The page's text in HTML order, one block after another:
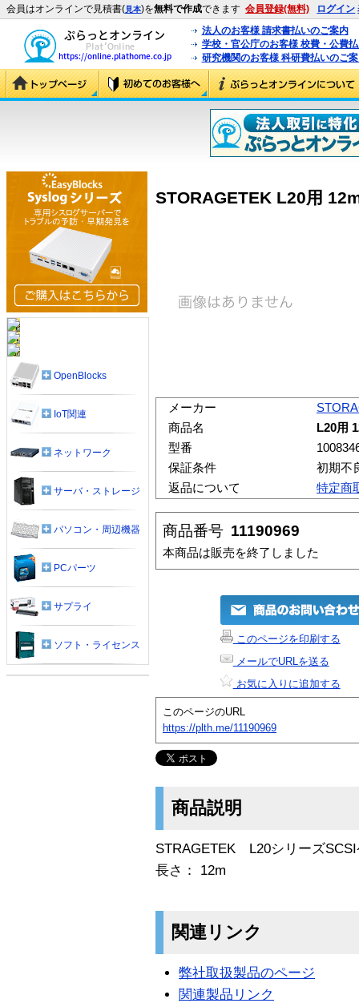
会員はオンラインで見積書(見本)を無料で作成できます 会員登録(無料) ログイン
法人のお客様 請求書払いのご案内
学校・官公庁のお客様 校費・公費
研究機関のお客様 科研費払いのご
STORAGETEK L20用
メーカー
商品名
L20用
型番
保証条件
初期不
返品について
特定商
商品番号 11190969
本商品は販売を終了しました
このページを印刷する
メールでURLを送る
お気に入りに追加する
このページのURL
https://plth.me/11190969
商品説明
STRAGETEK L20シリーズ
長さ： 12m
関連リンク
弊社取扱製品のページ
関連製品リンク
OpenBlocks
IoT関連
ネットワーク
サーバ・ストレージ
パソコン・周辺機器
PCパーツ
サプライ
ソフト・ライセンス